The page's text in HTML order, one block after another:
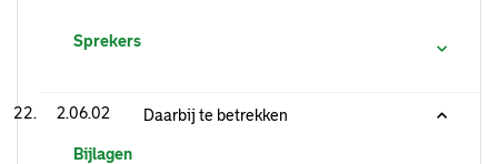
Sprekers
2.06.02 Daarbij te betrekken
Bijlagen